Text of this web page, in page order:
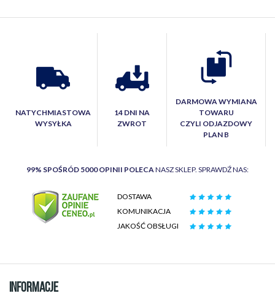
NATYCHMIASTOWA
WYSYŁKA
14 DNI NA
ZWROT
DARMOWA WYMIANA
TOWARU
CZYLI ODJAZDOWY
PLAN B
99% SPOŚRÓD 5000 OPINII POLECA NASZ SKLEP. SPRAWDŹ NAS:
DOSTAWA
KOMUNIKACJA
JAKOŚĆ OBSŁUGI
INFORMACJE